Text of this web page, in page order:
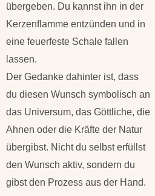
übergeben. Du kannst ihn in der
Kerzenflamme entzünden und in
eine feuerfeste Schale fallen
lassen.
Der Gedanke dahinter ist, dass
du diesen Wunsch symbolisch an
das Universum, das Göttliche, die
Ahnen oder die Kräfte der Natur
übergibst. Nicht du selbst erfüllst
den Wunsch aktiv, sondern du
gibst den Prozess aus der Hand.